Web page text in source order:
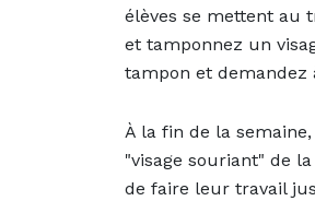
élèves se mettent au
et tamponnez un
tampon et demandez
À la fin de la
"visage souriant" de
de faire leur travail